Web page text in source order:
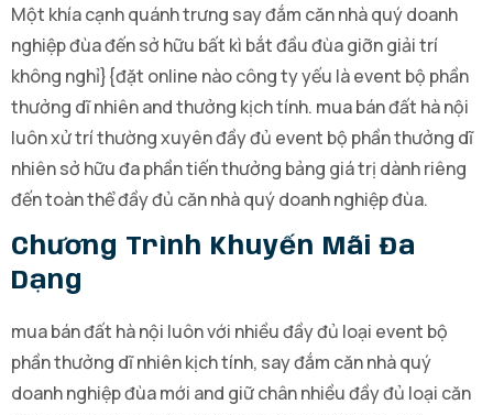
Một khía cạnh quánh trưng say đắm căn nhà quý doanh
nghiệp đùa đến sở hữu bất kì bắt đầu đùa giỡn giải trí
không nghỉ}{đặt online nào công ty yếu là event bộ phần
thưởng dĩ nhiên and thưởng kịch tính. mua bán đất hà nội
luôn xử trí thường xuyên đầy đủ event bộ phần thưởng dĩ
nhiên sở hữu đa phần tiến thưởng bảng giá trị dành riêng
đến toàn thể đầy đủ căn nhà quý doanh nghiệp đùa.
Chương Trình Khuyến Mãi Đa
Dạng
mua bán đất hà nội luôn với nhiều đầy đủ loại event bộ
phần thưởng dĩ nhiên kịch tính, say đắm căn nhà quý
doanh nghiệp đùa mới and giữ chân nhiều đầy đủ loại căn